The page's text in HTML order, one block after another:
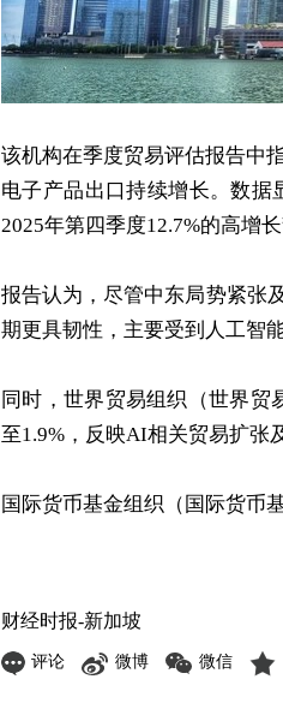
该机构在季度贸易评估报告中
电子产品出口持续增长。数据
2025年第四季度12.7%的高增
报告认为，尽管中东局势紧张
期更具韧性，主要受到人工智
同时，世界贸易组织（世界贸
至1.9%，反映AI相关贸易扩张
国际货币基金组织（ 国际货币
财经时报-新加坡
评论 微博 微信